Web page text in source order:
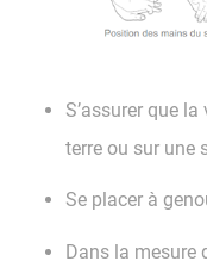
S’assurer que
terre ou sur une
Se placer à
Dans la mesure